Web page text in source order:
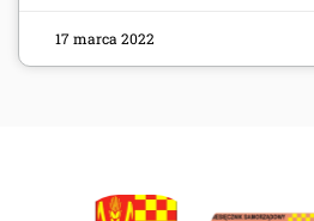
17 marca 2022